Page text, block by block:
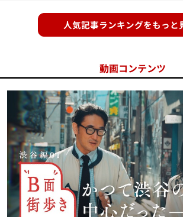
人気記事ランキングをもっと
動画コンテンツ